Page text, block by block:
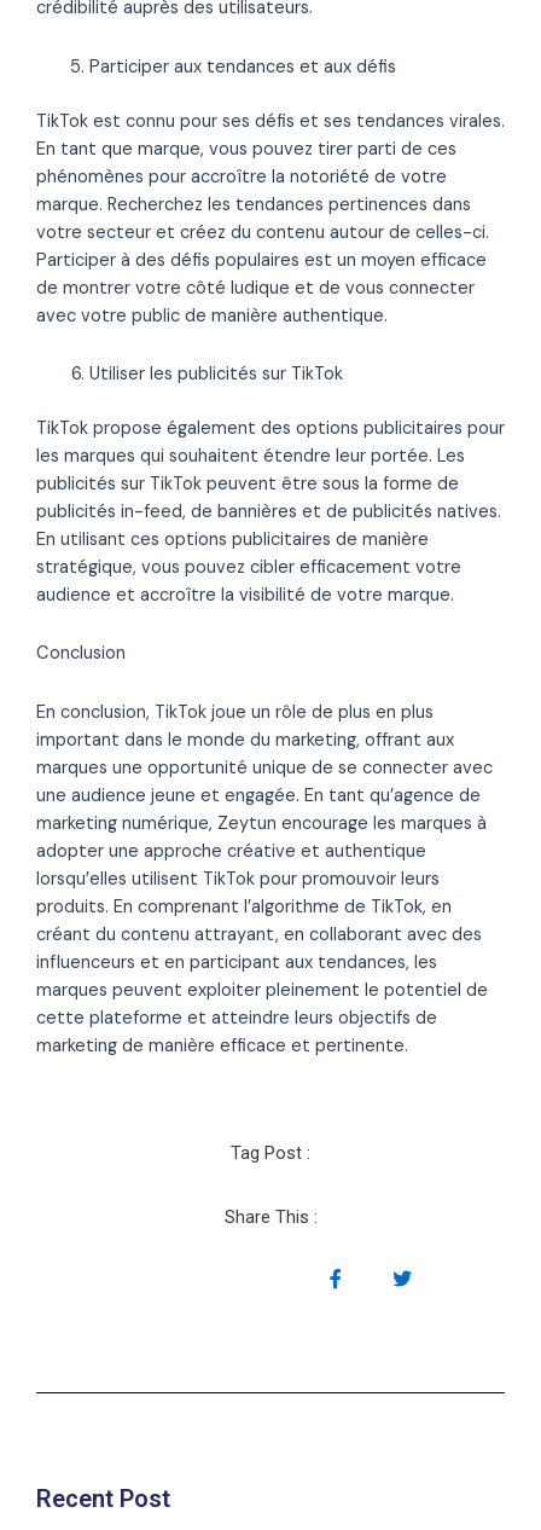
crédibilité auprès des utilisateurs.
Participer aux tendances et aux défis
TikTok est connu pour ses défis et ses tendances virales.
En tant que marque, vous pouvez tirer parti de ces
phénomènes pour accroître la notoriété de votre
marque. Recherchez les tendances pertinences dans
votre secteur et créez du contenu autour de celles-ci.
Participer à des défis populaires est un moyen efficace
de montrer votre côté ludique et de vous connecter
avec votre public de manière authentique.
Utiliser les publicités sur TikTok
TikTok propose également des options publicitaires pour
les marques qui souhaitent étendre leur portée. Les
publicités sur TikTok peuvent être sous la forme de
publicités in-feed, de bannières et de publicités natives.
En utilisant ces options publicitaires de manière
stratégique, vous pouvez cibler efficacement votre
audience et accroître la visibilité de votre marque.
Conclusion
En conclusion, TikTok joue un rôle de plus en plus
important dans le monde du marketing, offrant aux
marques une opportunité unique de se connecter avec
une audience jeune et engagée. En tant qu’agence de
marketing numérique, Zeytun encourage les marques à
adopter une approche créative et authentique
lorsqu’elles utilisent TikTok pour promouvoir leurs
produits. En comprenant l’algorithme de TikTok, en
créant du contenu attrayant, en collaborant avec des
influenceurs et en participant aux tendances, les
marques peuvent exploiter pleinement le potentiel de
cette plateforme et atteindre leurs objectifs de
marketing de manière efficace et pertinente.
Tag Post :
Share This :
Recent Post